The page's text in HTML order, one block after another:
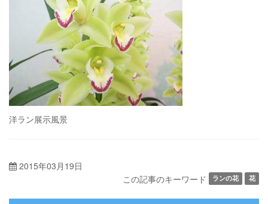
洋ラン展示風景
2015年03月19日
この記事のキーワード
ランの花 花